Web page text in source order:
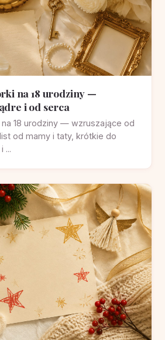
na 18 urodziny —
i od serca
18 urodziny — wzruszające od
od mamy i taty, krótkie do
...